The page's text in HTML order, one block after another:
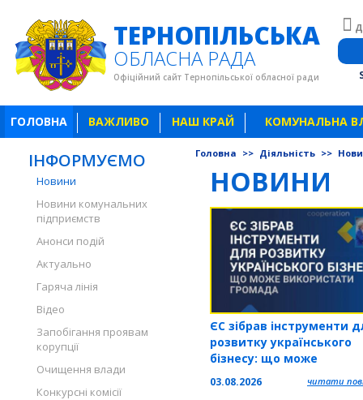
ТЕРНОПІЛЬСЬКА
ОБЛАСНА РАДА
Офіційний сайт Тернопільської обласної ради
ГОЛОВНА ВАЖЛИВО НАШ КРАЙ КОМУНАЛЬНА
ІНФОРМУЄМО
Новини
Новини комунальних
підприємств
Анонси подій
Актуально
Гаряча лінія
Відео
Запобігання проявам
корупції
Очищення влади
Конкурсні комісії
Головна >> Діяльність >>
НОВИНИ
ЄС зібрав інструменти
розвитку українського
бізнесу: що може
03.08.2026 читати